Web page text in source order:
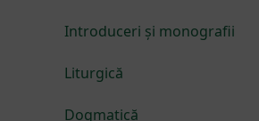
Introduceri și monografii
Liturgică
Dogmatică